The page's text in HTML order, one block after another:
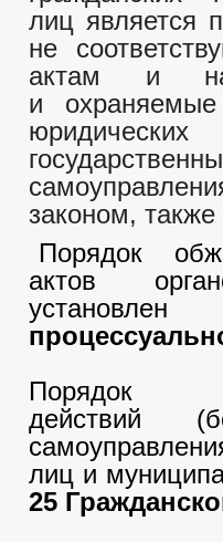
лиц является
не
актам и
и
законом,
Порядок
актов
установлен
Порядок
действий
лиц и
25